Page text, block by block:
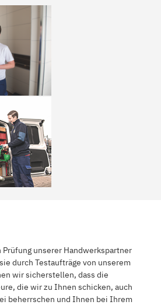
unserer Handwerkspartner
durch Testaufträge von unserem
wir sicherstellen, dass die
die wir zu Ihnen schicken, auch
beherrschen und Ihnen bei Ihrem